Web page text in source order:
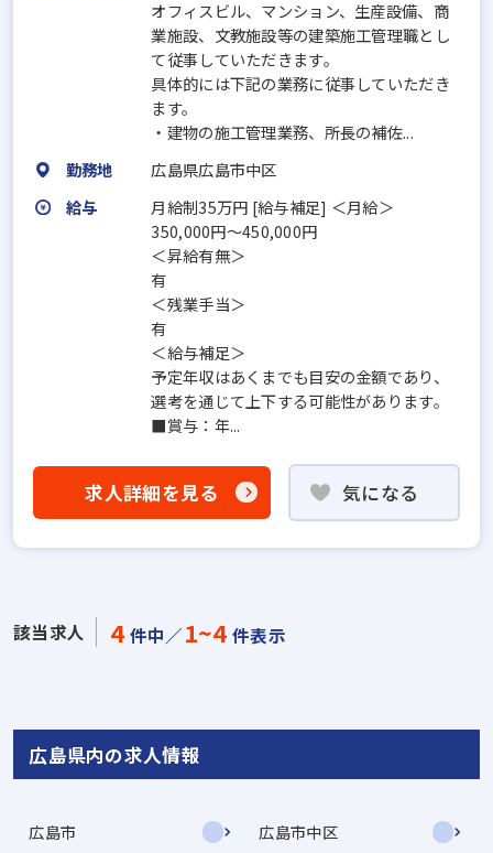
オフィスビル、マンション、生産設備、商
業施設、文教施設等の建築施工管理職とし
て従事していただきます。
具体的には下記の業務に従事していただき
ます。
・建物の施工管理業務、所長の補佐...
勤務地
広島県広島市中区
給与
月給制35万円 [給与補足] ＜月給＞
350,000円～450,000円
＜昇給有無＞
有
＜残業手当＞
有
＜給与補足＞
予定年収はあくまでも目安の金額であり、
選考を通じて上下する可能性があります。
■賞与：年...
求人詳細を見る 気になる
該当求人 4 件中／1~4 件表示
広島県内の求人情報
広島市 広島市中区